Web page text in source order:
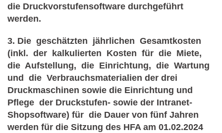
die Druckvorstufensoftware durchgeführt
werden.
3. Die geschätzten jährlichen Gesamtkosten
(inkl. der kalkulierten Kosten für die Miete,
die Aufstellung, die Einrichtung, die Wartung
und die Verbrauchsmaterialien der drei
Druckmaschinen sowie die Einrichtung und
Pflege der Druckstufen- sowie der Intranet-
Shopsoftware) für die Dauer von fünf Jahren
werden für die Sitzung des HFA am 01.02.2024